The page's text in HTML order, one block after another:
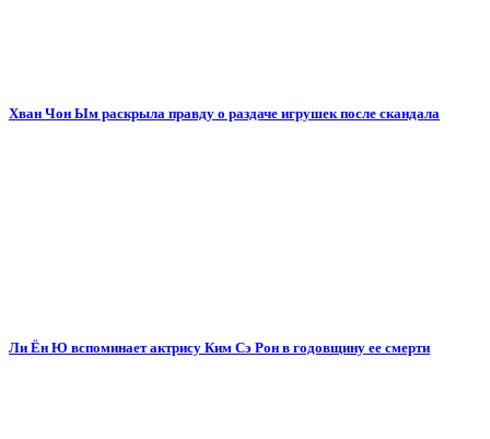
Хван Чон Ым раскрыла правду о раздаче игрушек после скандала
Ли Ён Ю вспоминает актрису Ким Сэ Рон в годовщину ее смерти